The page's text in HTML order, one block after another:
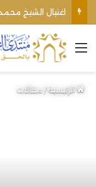
القائمة
الرئيسية/مقالات